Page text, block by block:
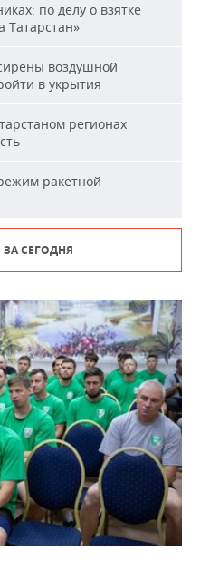
по делу о взятке
Татарстан»
воздушной
в укрытия
регионах
ракетной
СЕГОДНЯ